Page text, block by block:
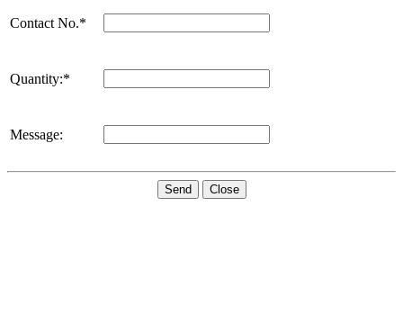
Contact No.*
Quantity:*
Message:
Send Close